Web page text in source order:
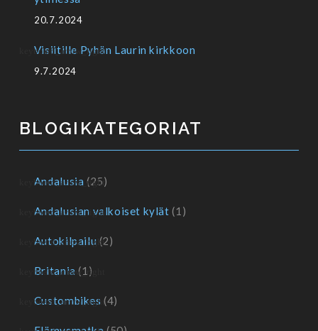
20.7.2024
Visiitille Pyhän Laurin kirkkoon
9.7.2024
BLOGIKATEGORIAT
Andalusia (25)
Andalusian valkoiset kylät (1)
Autokilpailu (2)
Britania (1)
Custombikes (4)